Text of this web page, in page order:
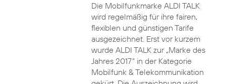
Die Mobilfunkmarke ALDI TALK
wird regelmäßig für ihre fairen,
flexiblen und günstigen Tarife
ausgezeichnet. Erst vor kurzem
wurde ALDI TALK zur „Marke des
Jahres 2017“ in der Kategorie
Mobilfunk & Telekommunikation